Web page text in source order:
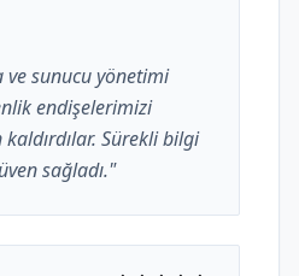
ve sunucu yönetimi
endişelerimizi
Sürekli bilgi
sağladı."